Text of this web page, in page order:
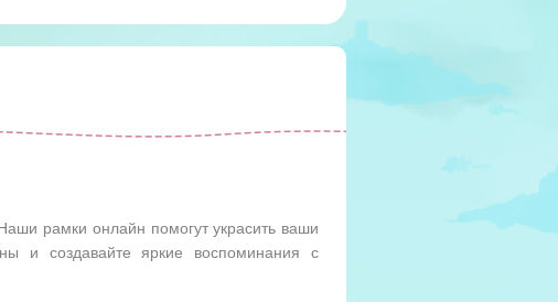
рамки онлайн помогут украсить ваши
и создавайте яркие воспоминания с